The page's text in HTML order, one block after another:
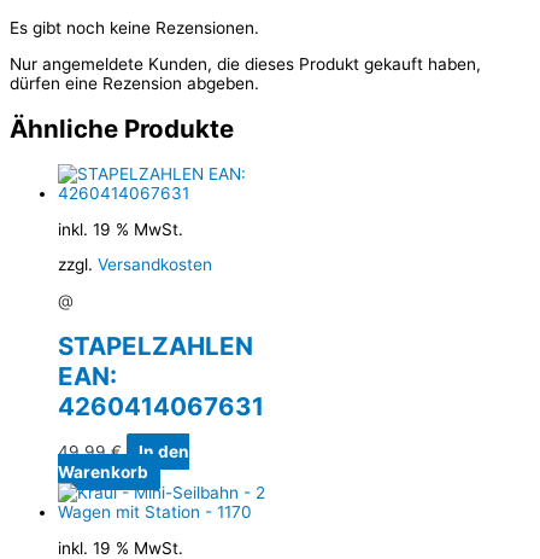
Es gibt noch keine Rezensionen.
Nur angemeldete Kunden, die dieses Produkt gekauft haben,
dürfen eine Rezension abgeben.
Ähnliche Produkte
inkl. 19 % MwSt.
zzgl. Versandkosten
@
STAPELZAHLEN
EAN:
4260414067631
49,99€
In den
Warenkorb
inkl. 19 % MwSt.